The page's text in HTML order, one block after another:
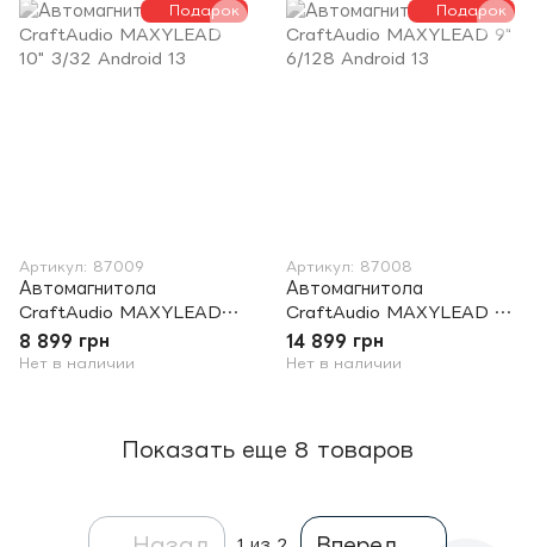
Подарок
Артикул: 87009
Автомагнитола
CraftAudio MAXYLEAD
10" 3/32 Android 13
8 899 грн
Нет в наличии
Подарок
Артикул: 87008
Автомагнитола
CraftAudio MAXYLEAD 9"
6/128 Android 13
14 899 грн
Нет в наличии
Показать еще 8 товаров